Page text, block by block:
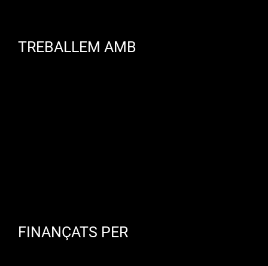
TREBALLEM AMB
FINANÇATS PER